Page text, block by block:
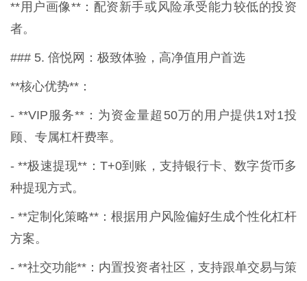
**用户画像**：配资新手或风险承受能力较低的投资
者。
### 5. 倍悦网：极致体验，高净值用户首选
**核心优势**：
- **VIP服务**：为资金量超50万的用户提供1对1投
顾、专属杠杆费率。
- **极速提现**：T+0到账，支持银行卡、数字货币多
种提现方式。
- **定制化策略**：根据用户风险偏好生成个性化杠杆
方案。
- **社交功能**：内置投资者社区，支持跟单交易与策